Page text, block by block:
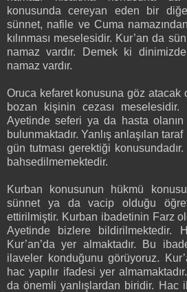
konusunda cereyan eden bir
sünnet, nafile ve Cuma
kılınması meselesidir. Kur’an da
namaz vardır. Demek ki
namaz vardır.
Oruca kefaret konusuna göz atacak
bozan kişinin cezası
Ayetinde seferi ya da hasta
bulunmaktadır. Yanlış anlaşılan
gün tutması gerektiği
bahsedilmemektedir.
Kurban konusunun hükmü
sünnet ya da vacip olduğu
ettirilmiştir. Kurban ibadetinin Farz
Ayetinde bizlere bildirilmektedir.
Kur’an’da yer almaktadır. Bu
ilaveler konduğunu görüyoruz.
hac yapılır ifadesi yer
da önemli yanlışlardan biridir. Hac